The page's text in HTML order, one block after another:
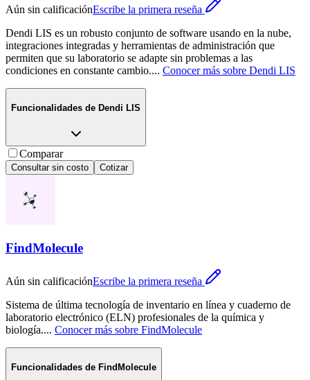
Aún sin calificaciónEscribe la primera reseña
Dendi LIS es un robusto conjunto de software usando en la nube,
integraciones integradas y herramientas de administración que
permiten que su laboratorio se adapte sin problemas a las
condiciones en constante cambio.... Conocer más sobre Dendi LIS
Funcionalidades de Dendi LIS
Comparar
Consultar sin costo Cotizar
FindMolecule
Aún sin calificaciónEscribe la primera reseña
Sistema de última tecnología de inventario en línea y cuaderno de
laboratorio electrónico (ELN) profesionales de la química y
biología.... Conocer más sobre FindMolecule
Funcionalidades de FindMolecule